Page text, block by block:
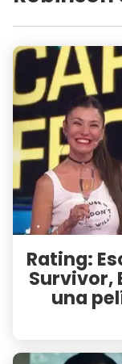
Rating:
Survivor,
una